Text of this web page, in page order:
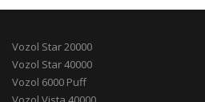
Vozol Star 20000
Vozol Star 40000
Vozol 6000 Puff